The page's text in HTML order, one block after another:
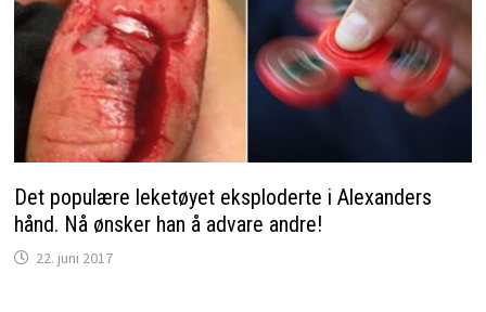
Det populære leketøyet eksploderte i Alexanders
hånd. Nå ønsker han å advare andre!
22. juni 2017